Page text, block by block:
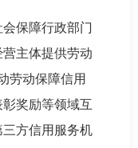
保障行政部门
主体提供劳动
劳动保障信用
奖励等领域互
方信用服务机